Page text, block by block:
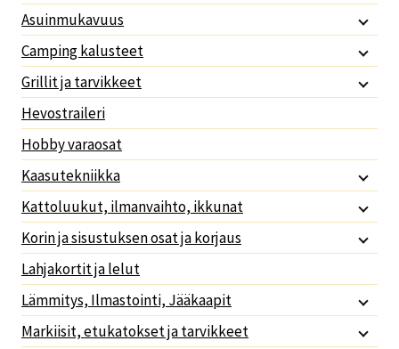
Asuinmukavuus
Camping kalusteet
Grillit ja tarvikkeet
Hevostraileri
Hobby varaosat
Kaasutekniikka
Kattoluukut, ilmanvaihto, ikkunat
Korin ja sisustuksen osat ja korjaus
Lahjakortit ja lelut
Lämmitys, Ilmastointi, Jääkaapit
Markiisit, etukatokset ja tarvikkeet